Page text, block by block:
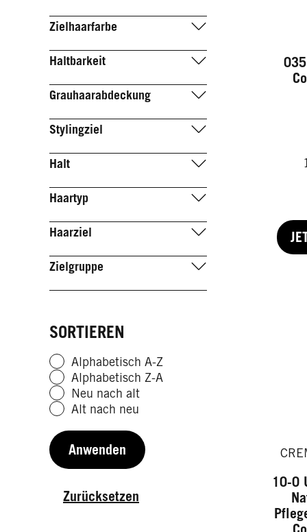
Zielhaarfarbe
Haltbarkeit
Grauhaarabdeckung
Stylingziel
Halt
Haartyp
Haarziel
Zielgruppe
SORTIEREN
Alphabetisch A-Z
Alphabetisch Z-A
Neu nach alt
Alt nach neu
Anwenden
Zurücksetzen
10-0